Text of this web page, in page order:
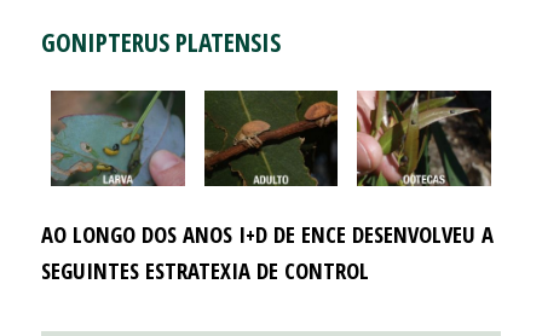
GONIPTERUS PLATENSIS
AO LONGO DOS ANOS I+D DE ENCE DESENVOLVEU A
SEGUINTES ESTRATEXIA DE CONTROL